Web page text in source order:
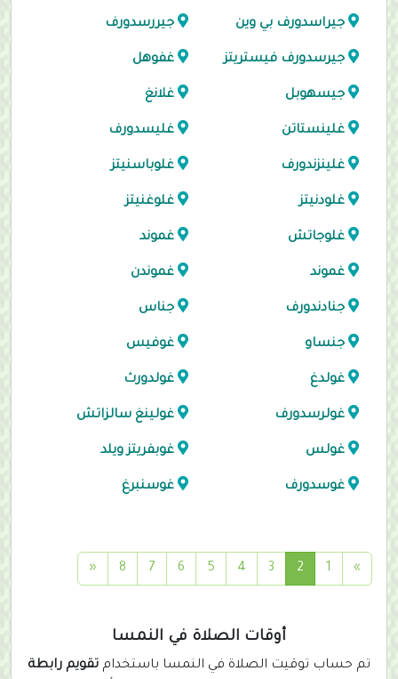
جيراسدورف بي وين جيررسدورف
جيرسدورف فيستريتز غفوهل
جيسهوبل غلانغ
غلينستاتن غليسدورف
غلينزندورف غلوباسنيتز
غلودنيتز غلوغنيتز
غلوجاتش غموند
غموند غموندن
جنادندورف جناس
جنساو غوفيس
غولدغ غولدورث
غولرسدورف غولينغ سالزاتش
غولس غوبفريتز ويلد
غوسدورف غوسنبرغ
»
1
2
c
3
4
5
6
7
8
«
أوقات الصلاة في النمسا
تم حساب توقيت الصلاة في النمسا باستخدام تقويم رابطة